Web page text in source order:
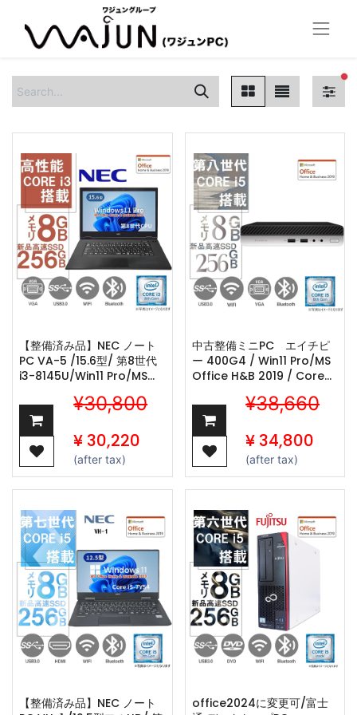
【整備済み品】NEC ノート
PC VA-5 /15.6型/ 第8世代
i3-8145U/Win11 Pro/MS
WIFI/Bluetooth/8GB/256GB
SSD
¥30,800
¥ 30,220
(after tax)
中古整備ミニPC エイチピ
ー 400G4 / Win11 Pro/MS
Office H&B 2019 / Core
WIFI/Bluetooth / 8GB /
256GB SSD
¥38,660
¥ 34,800
(after tax)
【整備済み品】NEC ノート
office2024に変更可/富士